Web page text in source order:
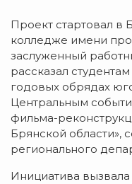
Проект стартовал в
колледже имени
заслуженный
рассказал
годовых обрядах
Центральным
фильма-
Брянской области»,
регионального
Инициатива